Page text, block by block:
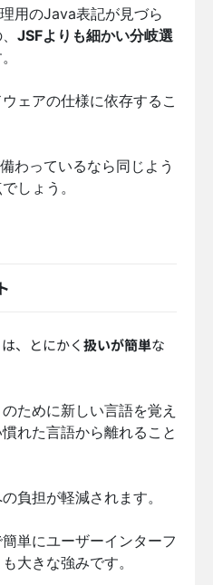
用のJava表記が見づら
JSFよりも細かい分岐選
ェアの仕様に依存するこ
わっているなら同じよう
しょう。
、とにかく扱いが簡単な
ために新しい言語を覚え
れた言語から離れること
負担が軽減されます。
単にユーザーインターフ
大きな強みです。